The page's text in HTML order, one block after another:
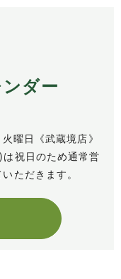
ンダー
曜日《武蔵境店》
祝日のため通常営
ただきます。